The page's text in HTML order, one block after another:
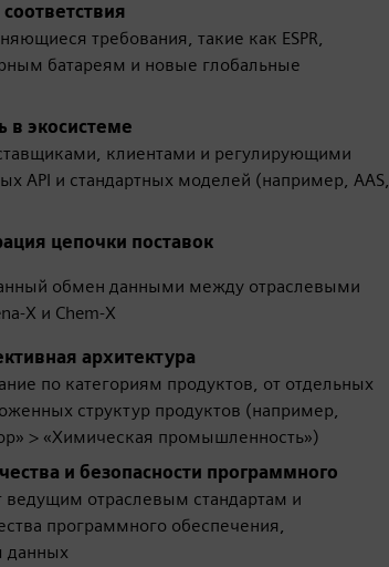
требования, такие как ESPR,
батареям и новые глобальные
в экосистеме
клиентами и регулирующими
API и стандартных моделей (например, AAS,
цепочки поставок
обмен данными между отраслевыми
X и Chem-X
архитектура
по категориям продуктов, от отдельных
структур продуктов (например,
> «Химическая промышленность»)
и безопасности программного
ведущим отраслевым стандартам и
программного обеспечения,
данных